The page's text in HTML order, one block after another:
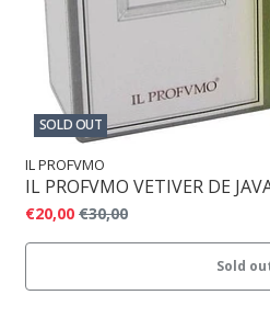
SOLD OUT
IL PROFVMO
IL PROFVMO VETIVER DE
€20,00 €30,00
Sold